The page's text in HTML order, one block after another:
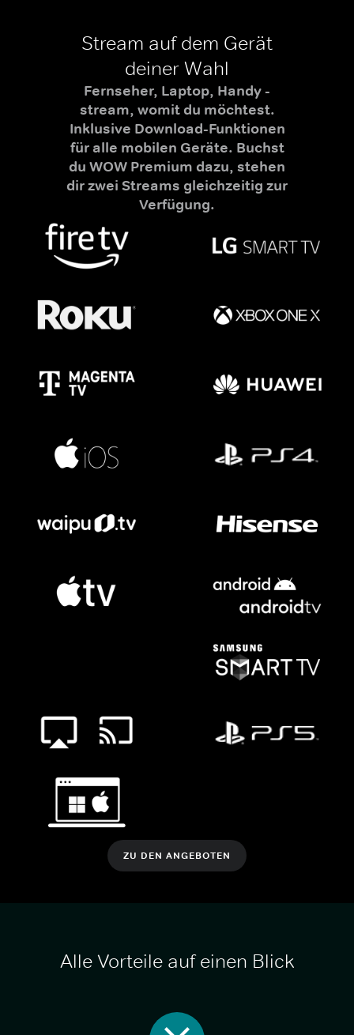
Stream auf dem Gerät
deiner Wahl
Fernseher, Laptop, Handy -
stream, womit du möchtest.
Inklusive Download-Funktionen
für alle mobilen Geräte. Buchst
du WOW Premium dazu, stehen
dir zwei Streams gleichzeitig zur
Verfügung.
ZU DEN ANGEBOTEN
Alle Vorteile auf einen Blick